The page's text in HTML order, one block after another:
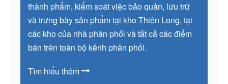
thành phẩm, kiểm soát việc bảo quản, lưu trữ
và trưng bày sản phẩm tại kho Thiên Long, tại
các kho của nhà phân phối và tất cả các điểm
bán trên toàn bộ kênh phân phối.
Tìm hiểu thêm